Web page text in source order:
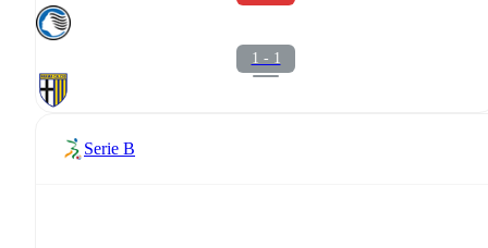
1 - 1
Serie B